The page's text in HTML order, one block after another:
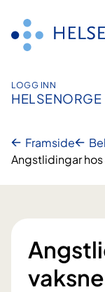
innhald
LOGG INN
HELSENORGE
Framside
Angstlidingar